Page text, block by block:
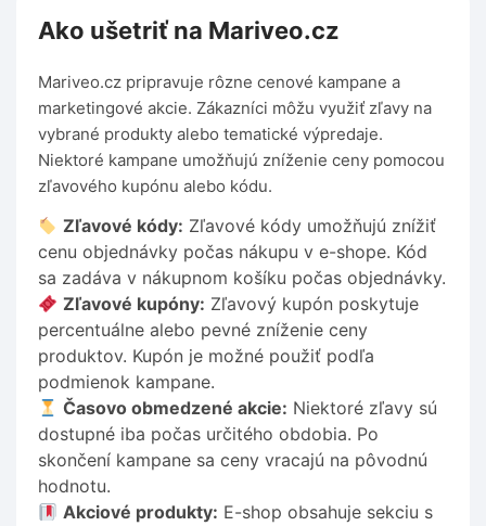
Ako ušetriť na Mariveo.cz
Mariveo.cz pripravuje rôzne cenové kampane a
marketingové akcie. Zákazníci môžu využiť zľavy na
vybrané produkty alebo tematické výpredaje.
Niektoré kampane umožňujú zníženie ceny pomocou
zľavového kupónu alebo kódu.
Zľavové kódy: Zľavové kódy umožňujú znížiť
cenu objednávky počas nákupu v e-shope. Kód
sa zadáva v nákupnom košíku počas objednávky.
Zľavové kupóny: Zľavový kupón poskytuje
percentuálne alebo pevné zníženie ceny
produktov. Kupón je možné použiť podľa
podmienok kampane.
Časovo obmedzené akcie: Niektoré zľavy sú
dostupné iba počas určitého obdobia. Po
skončení kampane sa ceny vracajú na pôvodnú
hodnotu.
Akciové produkty: E-shop obsahuje sekciu s